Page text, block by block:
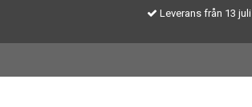
Leverans från 13 juli